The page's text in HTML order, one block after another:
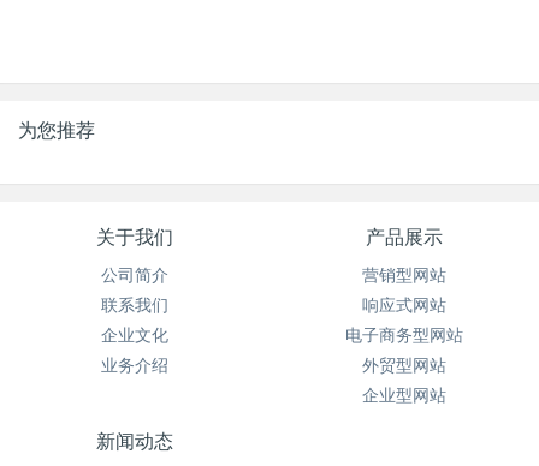
为您推荐
关于我们
公司简介
联系我们
企业文化
业务介绍
产品展示
营销型网站
响应式网站
电子商务型网站
外贸型网站
企业型网站
新闻动态